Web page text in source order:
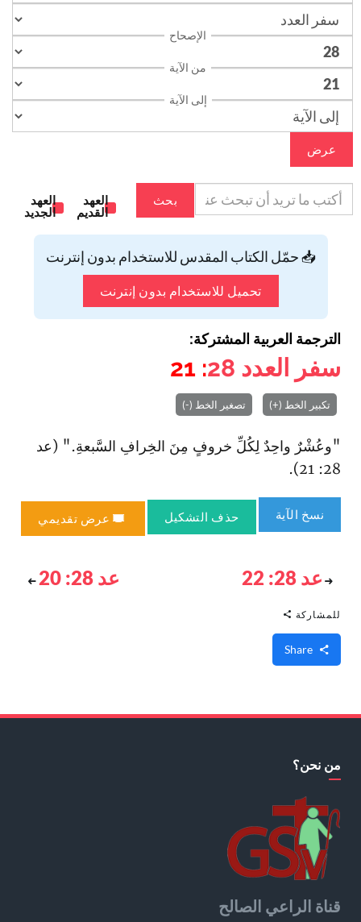
الإصحاح
من الآية
إلى الآية
عرض
بحث
العهد
القديم
العهد
الجديد
📥 حمّل الكتاب المقدس للاستخدام بدون إنترنت
تحميل للاستخدام بدون إنترنت
الترجمة العربية المشتركة:
سفر العدد 28
: 21
تكبير الخط (+) تصغير الخط (-)
"وعُشْرٌ واحِدٌ لِكُلِّ خروفٍ مِنَ الخِرافِ السَّبعةِ." (عد
28: 21).
نسخ الآية حذف التشكيل عرض تقديمي
عد 28: 22 عد 28: 20
للمشاركة
من نحن؟
قناة الراعي الصالح